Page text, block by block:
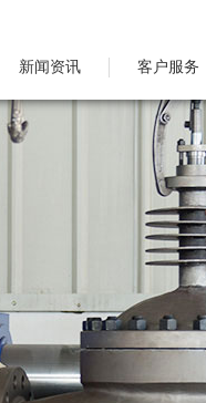
新闻资讯 客户服务